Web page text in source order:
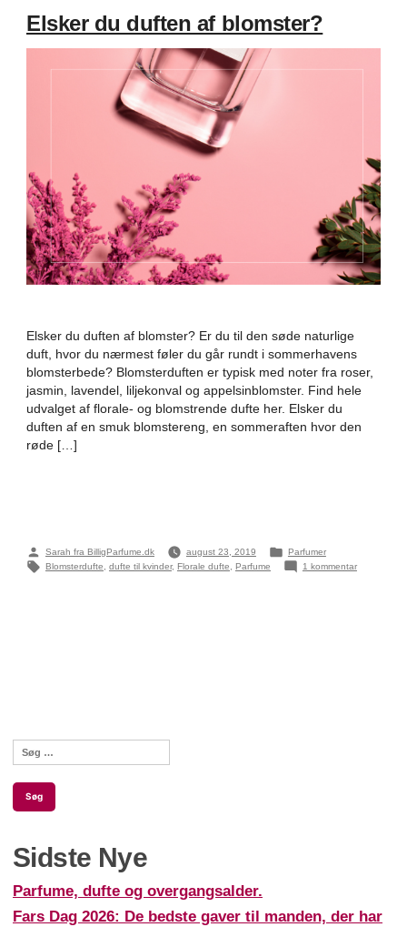
Elsker du duften af blomster?
Elsker du duften af blomster? Er du til den søde naturlige
duft, hvor du nærmest føler du går rundt i sommerhavens
blomsterbede? Blomsterduften er typisk med noter fra roser,
jasmin, lavendel, liljekonval og appelsinblomster. Find hele
udvalget af florale- og blomstrende dufte her. Elsker du
duften af en smuk blomstereng, en sommeraften hvor den
røde […]
Posted
by
Sarah fra BilligParfume.dk august 23, 2019
Posted
in
Parfumer
Tags:
Blomsterdufte dufte til kvinder, Florale dufte Parfume 1 kommentartil
Søg
efter:
Sidste Nye
Parfume, dufte og overgangsalder.
Fars Dag 2026: De bedste gaver til manden, der har